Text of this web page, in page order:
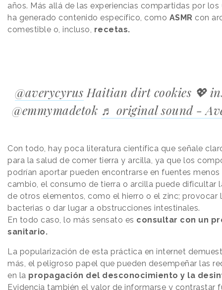
años. Más allá de las experiencias compartidas por los
ha generado contenido específico, como ASMR con
comestible o, incluso, recetas.
@averycyrus Haitian dirt cookies 💖
@emmymadetok ♬ original sound -
Con todo, hay poca literatura científica que señale
para la salud de comer tierra y arcilla, ya que los
podrían aportar pueden encontrarse en fuentes menos
cambio, el consumo de tierra o arcilla puede dificultar
de otros elementos, como el hierro o el zinc; provocar
bacterias o dar lugar a obstrucciones intestinales.
En todo caso, lo más sensato es consultar con un
sanitario.
La popularización de esta práctica en internet
más, el peligroso papel que pueden desempeñar las
en la propagación del desconocimiento y la
Evidencia también el valor de informarse y contrastar